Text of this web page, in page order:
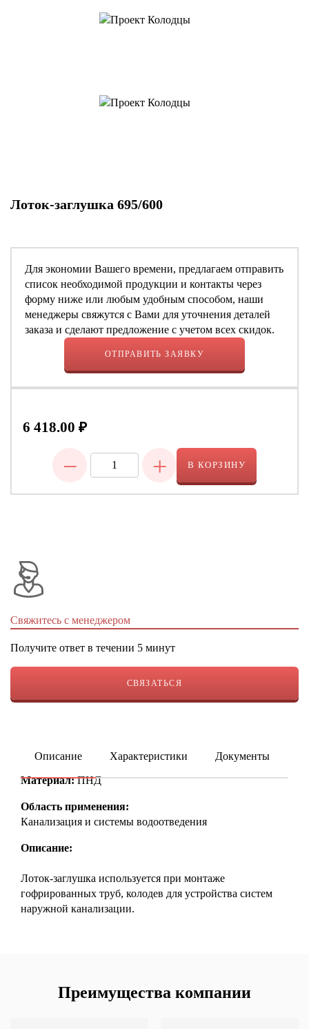
Лоток-заглушка 695/600
Для экономии Вашего времени, предлагаем отправить
список необходимой продукции и контакты через
форму ниже или любым удобным способом, наши
менеджеры свяжутся с Вами для уточнения деталей
заказа и сделают предложение с учетом всех скидок.
ОТПРАВИТЬ ЗАЯВКУ
6 418.00 ₽
− + В КОРЗИНУ
Свяжитесь с менеджером
Получите ответ в течении 5 минут
СВЯЗАТЬСЯ
Описание Характеристики Документы
Материал:ПНД
Область применения:
Канализация и системы водоотведения
Описание:
Лоток-заглушка используется при монтаже
гофрированных труб, колодев для устройства систем
наружной канализации.
Преимущества компании